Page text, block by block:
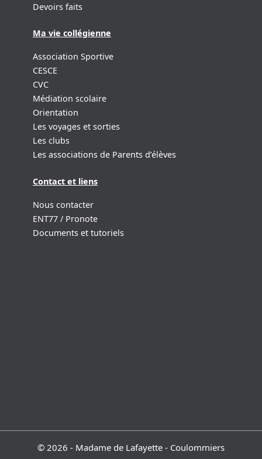
Devoirs faits
Ma vie collégienne
Association Sportive
CESCE
CVC
Médiation scolaire
Orientation
Les voyages et sorties
Les clubs
Les associations de Parents d’élèves
Contact et liens
Nous contacter
ENT77 / Pronote
Documents et tutoriels
© 2026 - Madame de Lafayette - Coulommiers